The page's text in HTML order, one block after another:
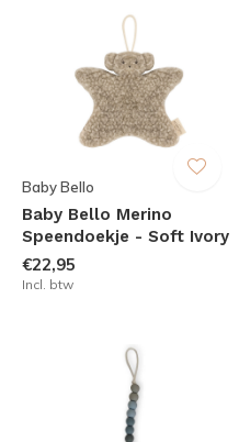
Baby Bello
Baby Bello Merino
Speendoekje - Soft Ivory
€22,95
Incl. btw